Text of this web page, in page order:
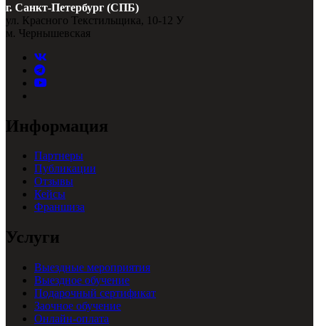
г. Санкт-Петербург (СПБ)
ул. Красного Текстильщика, 10-12 У
м. Чернышевская
Информация
Партнеры
Публикации
Отзывы
Кейсы
Франшиза
Услуги
Выездные мероприятия
Выездное обучение
Подарочный сертификат
Заочное обучение
Онлайн-оплата